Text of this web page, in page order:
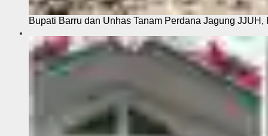
Bupati Barru dan Unhas Tanam Perdana Jagung